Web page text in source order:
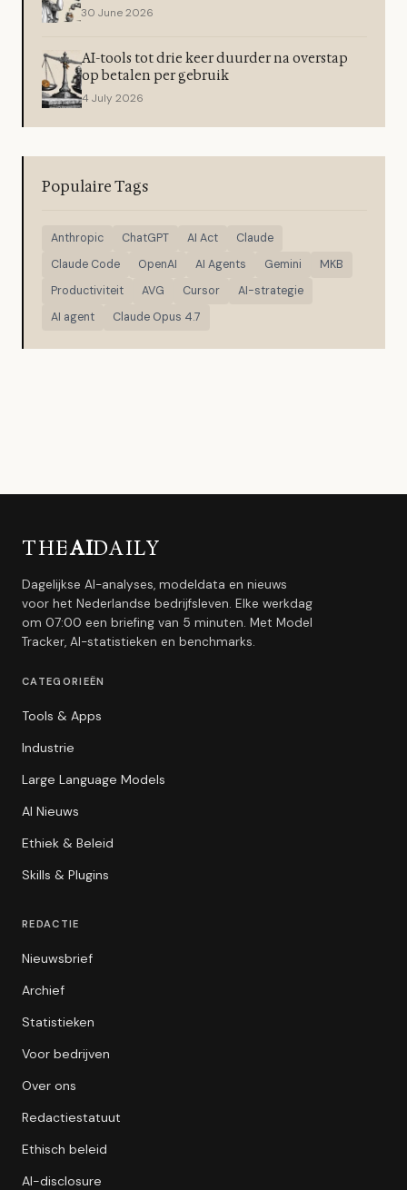
30 June 2026
AI-tools tot drie keer duurder na overstap
op betalen per gebruik
4 July 2026
Populaire Tags
Anthropic ChatGPT AI Act
Claude
Claude Code
OpenAI AI Agents Gemini
MKB
Productiviteit
AVG Cursor
AI-strategie
AI agent
Claude Opus 4.7
THEAIDAILY
Dagelijkse AI-analyses, modeldata en nieuws
voor het Nederlandse bedrijfsleven. Elke werkdag
om 07:00 een briefing van 5 minuten. Met Model
Tracker, AI-statistieken en benchmarks.
CATEGORIEËN
Tools & Apps
Industrie
Large Language Models
AI Nieuws
Ethiek & Beleid
Skills & Plugins
REDACTIE
Nieuwsbrief
Archief
Statistieken
Voor bedrijven
Over ons
Redactiestatuut
Ethisch beleid
AI-disclosure